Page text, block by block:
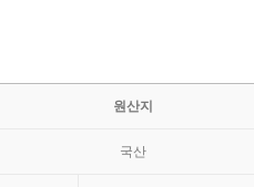
원산지
국산